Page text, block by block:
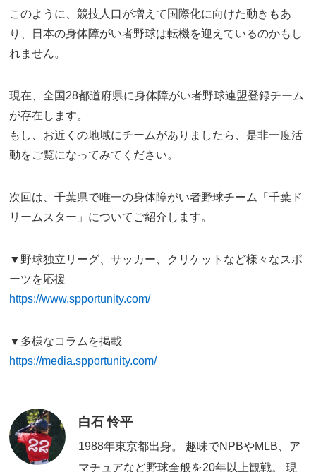
このように、競技人口が増えて国際化に向けた動きもあ
り、日本の身体障がい者野球は転機を迎えているのかもし
れません。
現在、全国28都道府県に身体障がい者野球連盟登録チーム
が存在します。
もし、お近くの地域にチームがありましたら、是非一度活
動をご覧になってみてください。
次回は、千葉県で唯一の身体障がい者野球チーム「千葉ド
リームスター」についてご紹介します。
▼野球独立リーグ、サッカー、クリケットなど様々なスポ
ーツを応援
https://www.spportunity.com/
▼多様なコラムを掲載
https://media.spportunity.com/
白石 怜平
1988年東京都出身。 趣味でNPBやMLB、ア
マチュアなど野球全般を20年以上観戦。 現